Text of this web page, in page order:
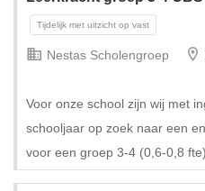
Nestas Scholengroep
Voor onze school zijn wij met
schooljaar op zoek naar een
voor een groep 3-4 (0,6-0,8 fte).